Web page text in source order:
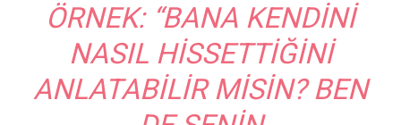
ÖRNEK:“BANA KENDINI
NASIL HISSETTIĞINI
ANLATABILIR MISIN? BEN